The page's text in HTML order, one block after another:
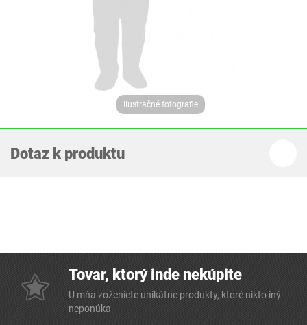
Ilustračné fotografie
Dotaz k produktu
Tovar, ktorý inde nekúpite
U mňa zoženiete unikátne produkty, ktoré nikto iný
neponúka